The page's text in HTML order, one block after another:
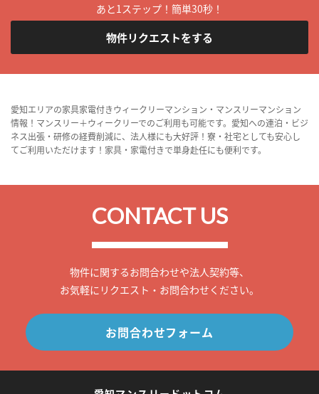
あと1ステップ！簡単30秒！
物件リクエストをする
愛知エリアの家具家電付きウィークリーマンション・マンスリーマンション
情報！マンスリー＋ウィークリーでのご利用も可能です。愛知への連泊・ビジ
ネス出張・研修の経費削減に、法人様にも大好評！寮・社宅としても安心し
てご利用いただけます！家具・家電付きで単身赴任にも便利です。
CONTACT US
物件に関するお問合わせや法人契約等、
お気軽にリクエスト・お問合わせください。
お問合わせフォーム